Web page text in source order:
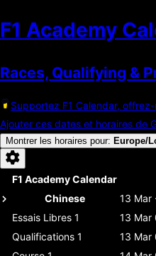
F1 Academy
Races, Qualifying &
Supportez F1 Calendar,
Ajouter ces dates et horaires de
Montrer les horaires pour: Europe/
F1 Academy Calendar
Chinese
13 Mar
Essais Libres 1
13 Mar
Qualifications 1
13 Mar